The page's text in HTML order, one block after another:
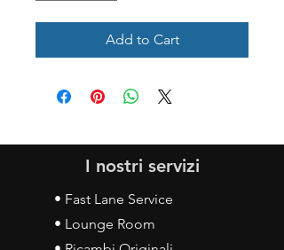
Add to Cart
I nostri servizi
• Fast Lane Service
• Lounge Room